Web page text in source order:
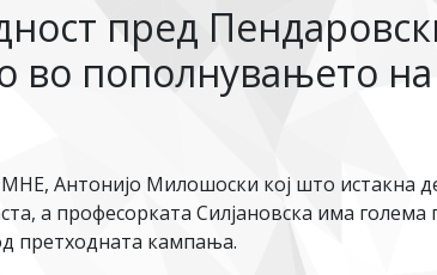
пред
во пополнувањето на
Антонијо Милошоски кој што истакна
а професорката Силјановска има голема
претходната кампања.